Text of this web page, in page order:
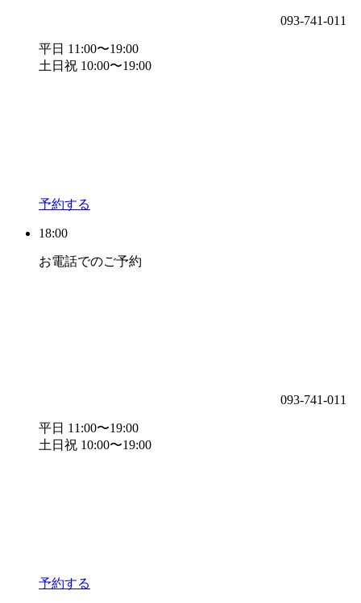
093-741-011
平日 11:00〜19:00
土日祝 10:00〜19:00
予約する
18:00
お電話でのご予約
093-741-011
平日 11:00〜19:00
土日祝 10:00〜19:00
予約する